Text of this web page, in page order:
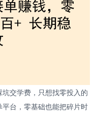
交学费，只想找零投入的
台，零基础也能把碎片时